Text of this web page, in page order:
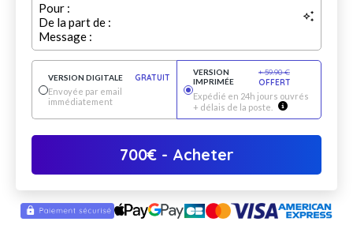
Pour :
De la part de :
Message :
VERSION DIGITALE
GRATUIT
Envoyée par email
immédiatement
VERSION
IMPRIMÉE
+59.90 €
OFFERT
Expédié en 24h jours ouvrés
+ délais de la poste.
700€- Acheter